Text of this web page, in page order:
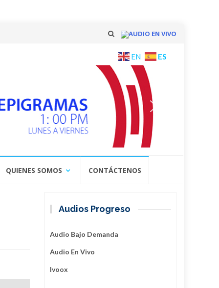
AUDIO EN VIVO
Skip
content
EN ES
QUIENES SOMOS CONTÁCTENOS
Audios Progreso
Audio Bajo Demanda
Audio En Vivo
Ivoox